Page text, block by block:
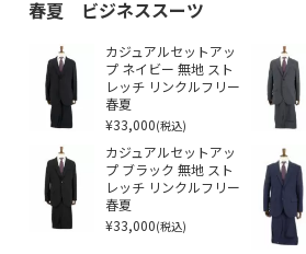
春夏 ビジネススーツ
カジュアルセットアッ
プ ネイビー 無地 スト
レッチ リンクルフリー
春夏
¥33,000(税込)
カジュアルセットアッ
プ ブラック 無地 スト
レッチ リンクルフリー
春夏
¥33,000(税込)